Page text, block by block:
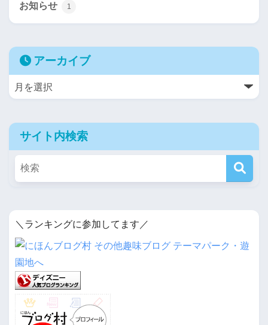
お知らせ 1
アーカイブ
サイト内検索
＼ランキングに参加してます／